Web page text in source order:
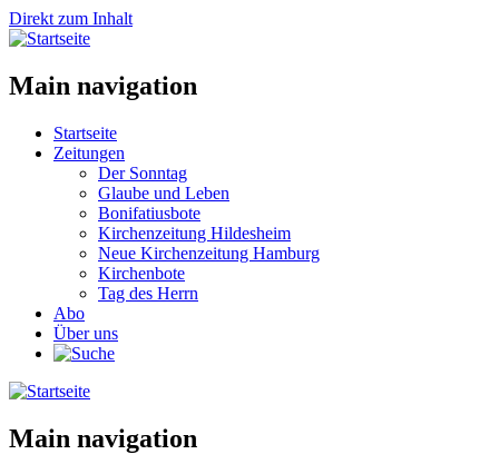
Direkt zum Inhalt
Main navigation
Startseite
Zeitungen
Der Sonntag
Glaube und Leben
Bonifatiusbote
Kirchenzeitung Hildesheim
Neue Kirchenzeitung Hamburg
Kirchenbote
Tag des Herrn
Abo
Über uns
Main navigation